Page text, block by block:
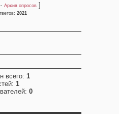
· Архив опросов ]
2021
всего: 1
1
0